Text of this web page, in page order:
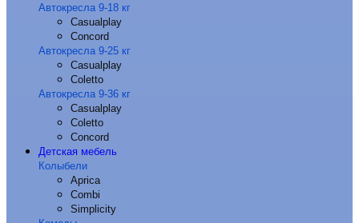
Автокресла 9-18 кг
Casualplay
Concord
Автокресла 9-25 кг
Casualplay
Coletto
Автокресла 9-36 кг
Casualplay
Coletto
Concord
Детская мебель
Колыбели
Aprica
Combi
Simplicity